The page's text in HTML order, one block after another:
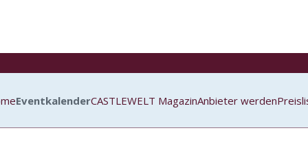
EventkalenderCASTLEWELT MagazinAnbieter werden